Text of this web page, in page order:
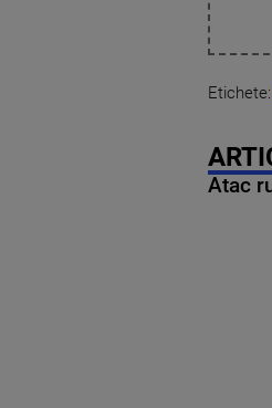
Etichete:
Atac